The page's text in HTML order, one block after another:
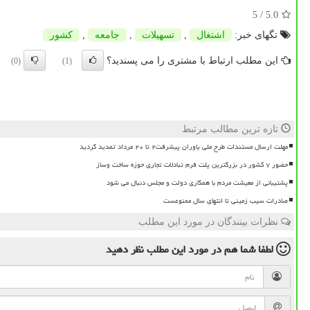
5.0
/ 5
تگهای خبر:
اشتغال , تسهیلات , جامعه , كشور
این مطلب ارتباط با مشتری را می پسندید؟ (1)
(0)
تازه ترین مطالب مرتبط
مهلت ارسال مستندات طرح ملی یاوران پیشرفت۲ تا ۲۰ مرداد تمدید گردید
حضور ۷ کشور در بزرگترین پلت فرم تبادلات تجاری حوزه ساخت وساز
پشتیبانی از معیشت مردم با همکاری دولت و مجلس دنبال می شود
صادرات سیب زمینی تا انتهای سال ممنوعست
نظرات بینندگان در مورد این مطلب
لطفا شما همدر مورد این مطلبنظر دهید